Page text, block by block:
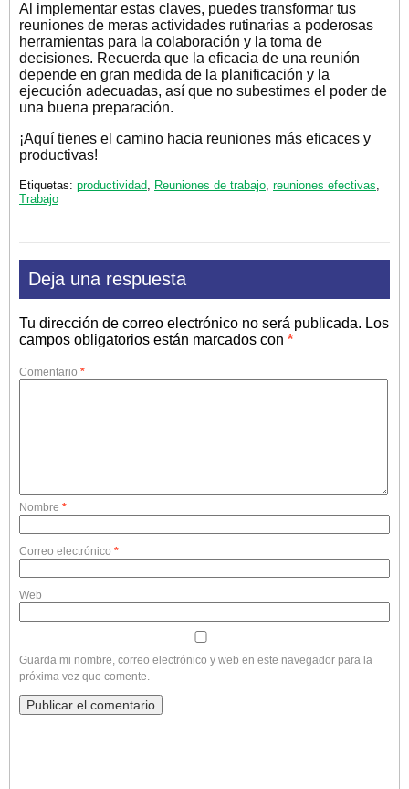
Al implementar estas claves, puedes transformar tus
reuniones de meras actividades rutinarias a poderosas
herramientas para la colaboración y la toma de
decisiones. Recuerda que la eficacia de una reunión
depende en gran medida de la planificación y la
ejecución adecuadas, así que no subestimes el poder de
una buena preparación.
¡Aquí tienes el camino hacia reuniones más eficaces y
productivas!
Etiquetas: productividad, Reuniones de trabajo, reuniones efectivas,
Trabajo
Deja una respuesta
Tu dirección de correo electrónico no será publicada. Los
campos obligatorios están marcados con *
Comentario *
Nombre *
Correo electrónico *
Web
Guarda mi nombre, correo electrónico y web en este navegador para la
próxima vez que comente.